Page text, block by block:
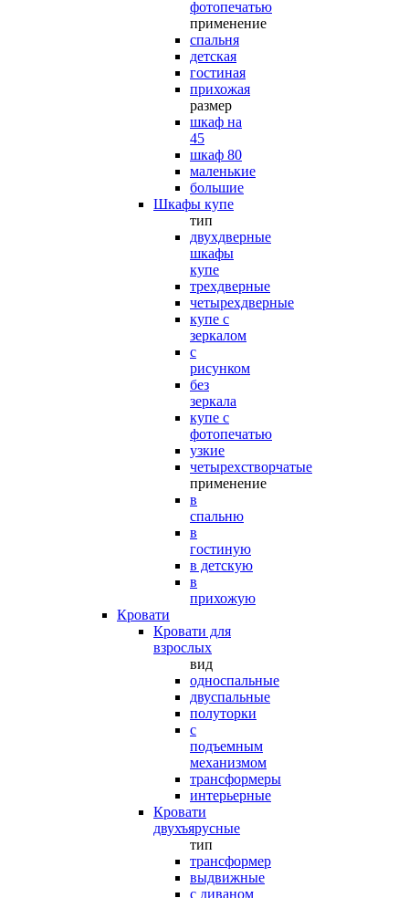
фотопечатью
применение
спальня
детская
гостиная
прихожая
размер
шкаф на
45
шкаф 80
маленькие
большие
Шкафы купе
тип
двухдверные
шкафы
купе
трехдверные
четырехдверные
купе с
зеркалом
с
рисунком
без
зеркала
купе с
фотопечатью
узкие
четырехстворчатые
применение
в
спальню
в
гостиную
в детскую
в
прихожую
Кровати
Кровати для
взрослых
вид
односпальные
двуспальные
полуторки
с
подъемным
механизмом
трансформеры
интерьерные
Кровати
двухъярусные
тип
трансформер
выдвижные
с диваном